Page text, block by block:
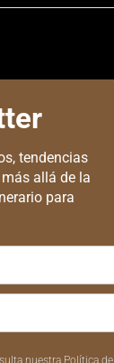
tendencias
allá de la
para
nuestra Política de